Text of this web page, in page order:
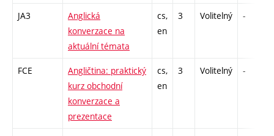
JA3
Anglická
konverzace na
aktuální témata
cs,
en
3 Volitelný -
FCE
Angličtina: praktický
kurz obchodní
konverzace a
prezentace
cs,
en
3 Volitelný -